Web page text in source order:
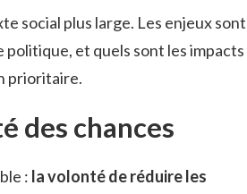
social plus large. Les enjeux sont
et quels sont les impacts
prioritaire.
des chances
: la volonté de réduire les